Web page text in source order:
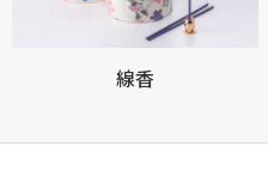
線香